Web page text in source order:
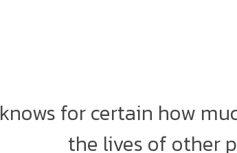
for certain how
the lives of other